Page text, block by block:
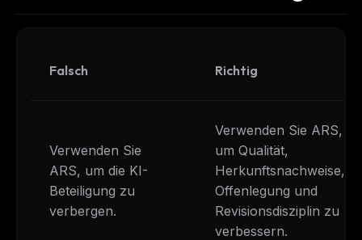
Falsch Richtig
Verwenden Sie
ARS, um die KI-
Beteiligung zu
verbergen.
Verwenden Sie ARS,
um Qualität,
Herkunftsnachweise,
Offenlegung und
Revisionsdisziplin zu
verbessern.